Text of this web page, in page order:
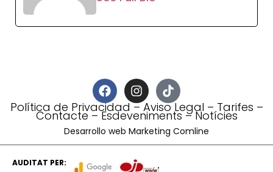
Política de Privacidad–Aviso Legal – Tarifes –
Contacte–Esdeveniments–Notícies
Desarrollo web Marketing Comline
AUDITAT PER: